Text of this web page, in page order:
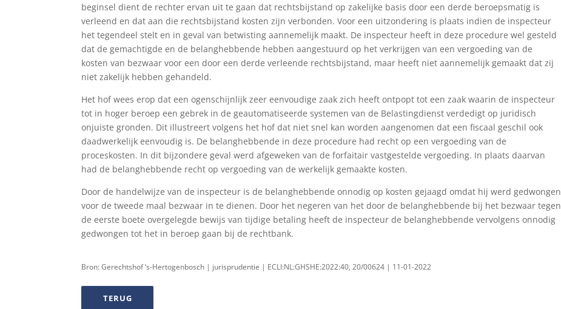
beginsel dient de rechter ervan uit te gaan dat rechtsbijstand op zakelijke basis door een derde beroepsmatig is
verleend en dat aan die rechtsbijstand kosten zijn verbonden. Voor een uitzondering is plaats indien de inspecteur
het tegendeel stelt en in geval van betwisting aannemelijk maakt. De inspecteur heeft in deze procedure wel gesteld
dat de gemachtigde en de belanghebbende hebben aangestuurd op het verkrijgen van een vergoeding van de
kosten van bezwaar voor een door een derde verleende rechtsbijstand, maar heeft niet aannemelijk gemaakt dat zij
niet zakelijk hebben gehandeld.
Het hof wees erop dat een ogenschijnlijk zeer eenvoudige zaak zich heeft ontpopt tot een zaak waarin de inspecteur
tot in hoger beroep een gebrek in de geautomatiseerde systemen van de Belastingdienst verdedigt op juridisch
onjuiste gronden. Dit illustreert volgens het hof dat niet snel kan worden aangenomen dat een fiscaal geschil ook
daadwerkelijk eenvoudig is. De belanghebbende in deze procedure had recht op een vergoeding van de
proceskosten. In dit bijzondere geval werd afgeweken van de forfaitair vastgestelde vergoeding. In plaats daarvan
had de belanghebbende recht op vergoeding van de werkelijk gemaakte kosten.
Door de handelwijze van de inspecteur is de belanghebbende onnodig op kosten gejaagd omdat hij werd gedwongen
voor de tweede maal bezwaar in te dienen. Door het negeren van het door de belanghebbende bij het bezwaar tegen
de eerste boete overgelegde bewijs van tijdige betaling heeft de inspecteur de belanghebbende vervolgens onnodig
gedwongen tot het in beroep gaan bij de rechtbank.
Bron: Gerechtshof ‘s-Hertogenbosch | jurisprudentie | ECLI:NL:GHSHE:2022:40, 20/00624 | 11-01-2022
TERUG